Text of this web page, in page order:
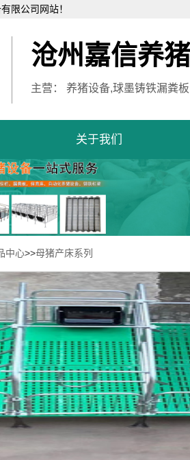
限公司网站！
沧州嘉信养
主营： 养猪设备,球墨铸铁漏粪
关于我们
中心>>母猪产床系列